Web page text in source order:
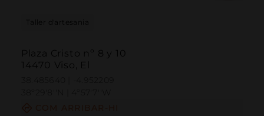
Taller d'artesania
Plaza Cristo nº 8 y 10
14470 Viso, El